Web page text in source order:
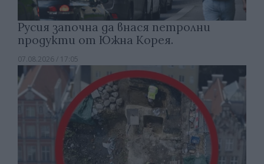
Русия започна да внася петролни
продукти от Южна Корея.
07.08.2026 / 17:05